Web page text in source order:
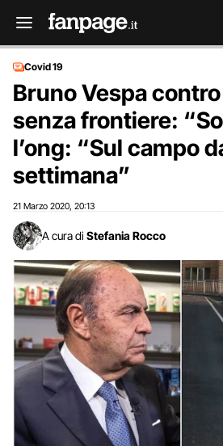
Covid 19
Bruno Vespa
senza frontiere:
l’ong: “Sul campo
settimana”
21 Marzo 2020 20:13
A cura di Stefania Rocco